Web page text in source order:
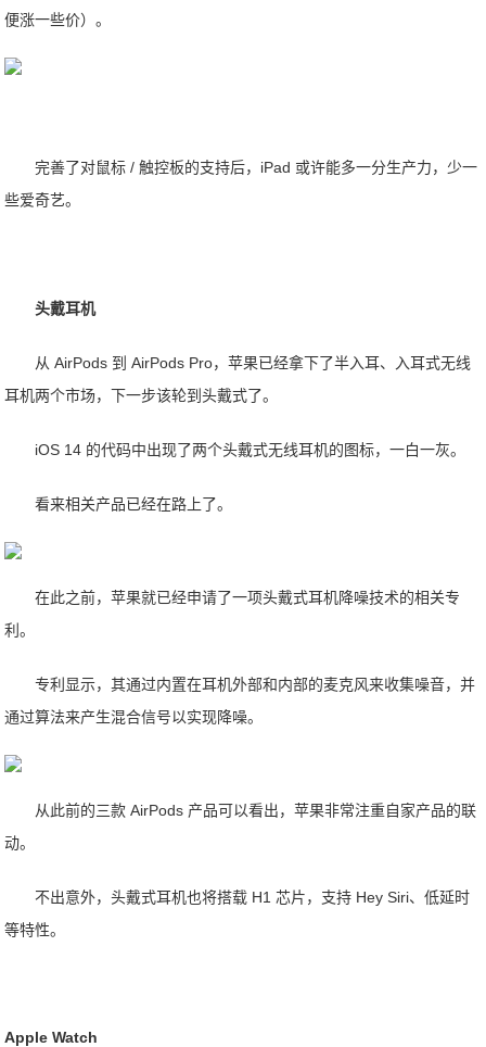
便涨一些价）。
完善了对鼠标 / 触控板的支持后，iPad 或许能多一分生产力，少一
些爱奇艺。
头戴耳机
从 AirPods 到 AirPods Pro，苹果已经拿下了半入耳、入耳式无线
耳机两个市场，下一步该轮到头戴式了。
iOS 14 的代码中出现了两个头戴式无线耳机的图标，一白一灰。
看来相关产品已经在路上了。
在此之前，苹果就已经申请了一项头戴式耳机降噪技术的相关专
利。
专利显示，其通过内置在耳机外部和内部的麦克风来收集噪音，并
通过算法来产生混合信号以实现降噪。
从此前的三款 AirPods 产品可以看出，苹果非常注重自家产品的联
动。
不出意外，头戴式耳机也将搭载 H1 芯片，支持 Hey Siri、低延时
等特性。
Apple Watch